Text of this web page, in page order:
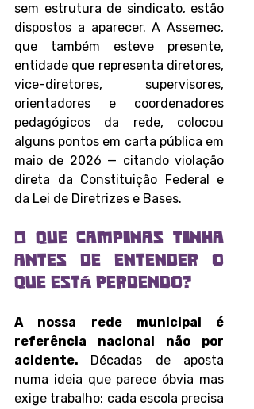
sem estrutura de sindicato, estão
dispostos a aparecer. A Assemec,
que também esteve presente,
entidade que representa diretores,
vice-diretores, supervisores,
orientadores e coordenadores
pedagógicos da rede, colocou
alguns pontos em carta pública em
maio de 2026 — citando violação
direta da Constituição Federal e
da Lei de Diretrizes e Bases.
O que Campinas tinha
antes de entender o
que está perdendo?
A nossa rede municipal é
referência nacional não por
acidente. Décadas de aposta
numa ideia que parece óbvia mas
exige trabalho: cada escola precisa